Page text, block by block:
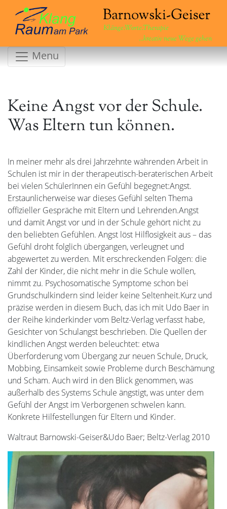
Klänge.Worte.Therapie
...kreativ neue Wege gehen
Menu
Keine Angst vor der Schule.
Was Eltern tun können.
In meiner mehr als drei Jahrzehnte währenden Arbeit in
Schulen ist mir in der therapeutisch-beraterischen Arbeit
bei vielen SchülerInnen ein Gefühl begegnet:Angst.
Erstaunlicherweise war dieses Gefühl selten Thema
offizieller Gespräche mit Eltern und Lehrenden.Angst
und damit Angst vor und in der Schule gehört nicht zu
den beliebten Gefühlen. Angst löst Hilflosigkeit aus – das
Gefühl droht folglich übergangen, verleugnet und
abgewertet zu werden. Mit erschreckenden Folgen: die
Zahl der Kinder, die nicht mehr in die Schule wollen,
nimmt zu. Psychosomatische Symptome schon bei
Grundschulkindern sind leider keine Seltenheit.Kurz und
präzise werden in diesem Buch, das ich mit Udo Baer in
der Reihe kinderkinder vom Beltz-Verlag verfasst habe,
Gesichter von Schulangst beschrieben. Die Quellen der
kindlichen Angst werden beleuchtet: etwa
Überforderung vom Übergang zur neuen Schule, Druck,
Mobbing, Einsamkeit sowie Probleme durch Beschämung
und Scham. Auch wird in den Blick genommen, was
außerhalb des Systems Schule ängstigt, was unter dem
Gefühl der Angst im Verborgenen schwelen kann.
Konkrete Hilfestellungen für Eltern und Kinder.
Waltraut Barnowski-Geiser&Udo Baer; Beltz-Verlag 2010